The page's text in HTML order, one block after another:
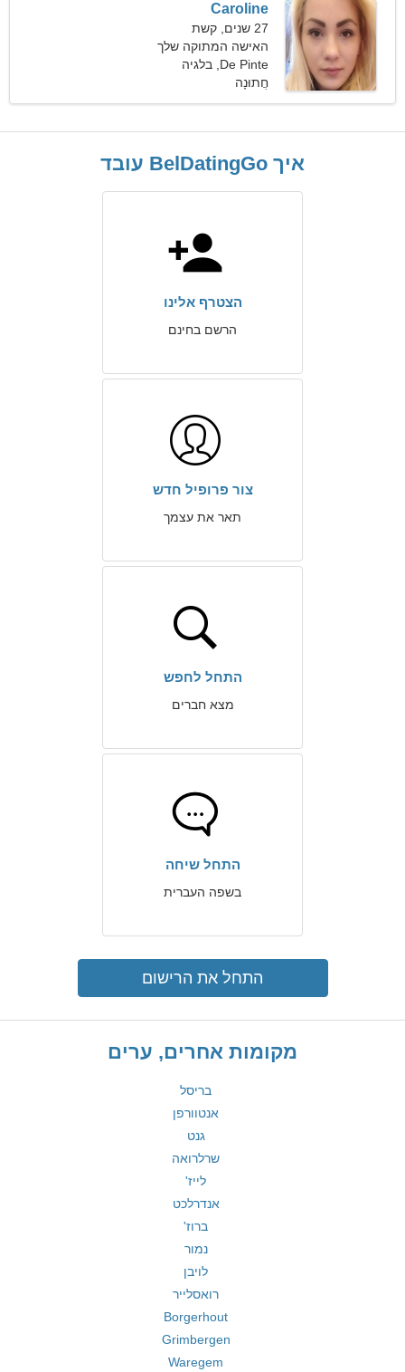
Caroline
27 שנים, קשת
האישה המתוקה שלך
De Pinte, בלגיה
חֲתוּנָה
איך BelDatingGo עובד
הצטרף אלינו
הרשם בחינם
צור פרופיל חדש
תאר את עצמך
התחל לחפש
מצא חברים
התחל שיחה
בשפה העברית
התחל את הרישום
מקומות אחרים, ערים
בריסל
אנטוורפן
גנט
שרלרואה
לייז'
אנדרלכט
ברוז'
נמור
לויבן
רואסלייר
Borgerhout
Grimbergen
Waregem